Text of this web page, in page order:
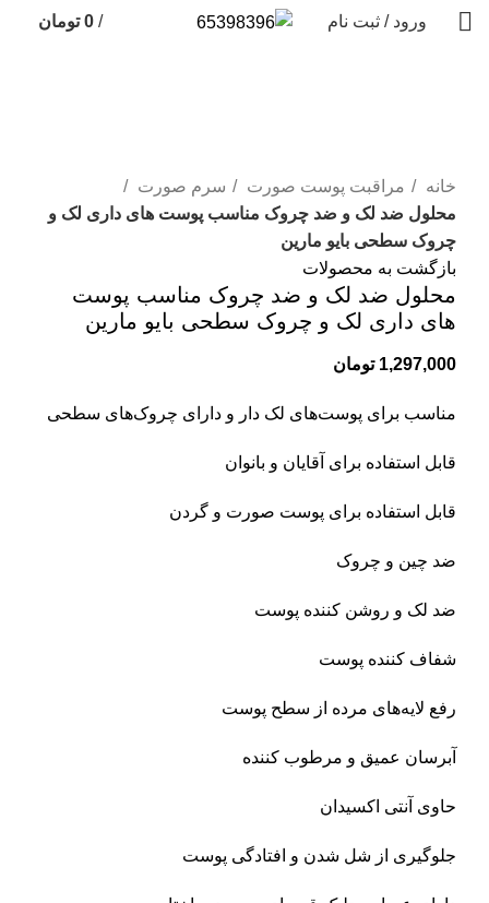
ورود / ثبت نام /
0 تومان
خانه
مراقبت پوست صورت
سرم صورت
محلول ضد لک و ضد چروک مناسب پوست های داری لک و
چروک سطحی بایو مارین
بازگشت به محصولات
محلول ضد لک و ضد چروک مناسب پوست
های داری لک و چروک سطحی بایو مارین
1,297,000 تومان
مناسب برای پوست‌های لک دار و دارای چروک‌های سطحی
قابل استفاده برای آقایان و بانوان
قابل استفاده برای پوست صورت و گردن
ضد چین و چروک
ضد لک و روشن کننده پوست
شفاف کننده پوست
رفع لایه‌های مرده از سطح پوست
آبرسان عمیق و مرطوب کننده
حاوی آنتی اکسیدان
جلوگیری از شل شدن و افتادگی پوست